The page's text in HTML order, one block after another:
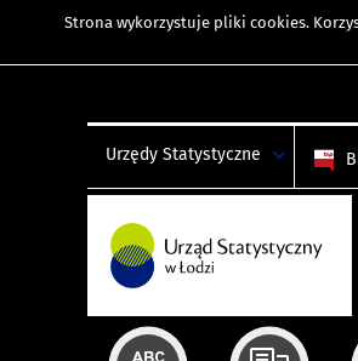
Strona wykorzystuje pliki cookies.
Urzędy Statystyczne